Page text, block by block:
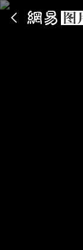
App内打开